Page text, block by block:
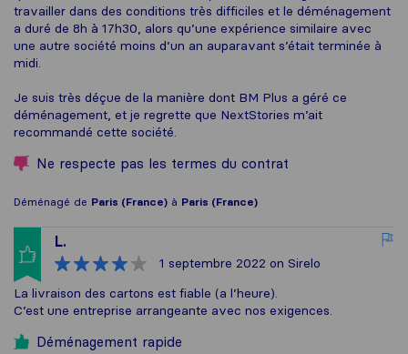
travailler dans des conditions très difficiles et le déménagement
a duré de 8h à 17h30, alors qu’une expérience similaire avec
une autre société moins d’un an auparavant s’était terminée à
midi.
Je suis très déçue de la manière dont BM Plus a géré ce
déménagement, et je regrette que NextStories m’ait
recommandé cette société.
Ne respecte pas les termes du contrat
Déménagé de Paris (France) à Paris (France)
L.
1 septembre 2022 on Sirelo
La livraison des cartons est fiable (a l’heure).
C’est une entreprise arrangeante avec nos exigences.
Déménagement rapide